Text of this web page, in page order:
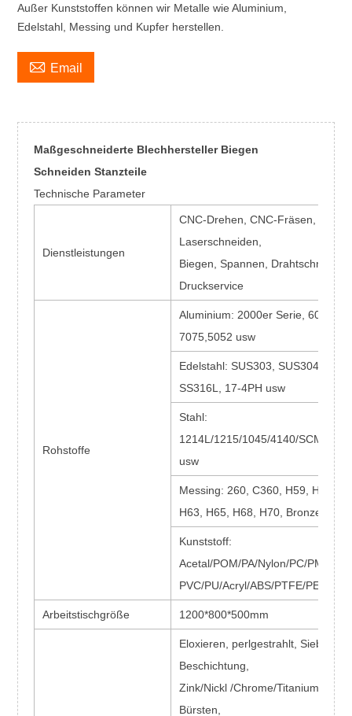
Außer Kunststoffen können wir Metalle wie Aluminium,
Edelstahl, Messing und Kupfer herstellen.
 Email
Maßgeschneiderte Blechhersteller Biegen
Schneiden Stanzteile
Technische Parameter
Dienstleistungen
CNC-Drehen, CNC-Fräsen,
Laserschneiden,
Biegen, Spannen,
Druckservice
Rohstoffe
Aluminium: 2000er Serie, 6000er
7075,5052 usw
Edelstahl: SUS303, SUS304,
SS316L, 17-4PH usw
Stahl:
1214L/1215/1045/4140/SCM440/
usw
Messing: 260, C360, H59, H60,
H63, H65, H68, H70, Bronze,
Kunststoff:
Acetal/POM/PA/Nylon/PC/PMMA
PVC/PU/Acryl/ABS/PTFE/PEEK
Arbeitstischgröße 1200*800*500mm
Eloxieren, perlgestrahlt,
Beschichtung,
Zink/Nickl /Chrome/Titanium-
Bürsten,